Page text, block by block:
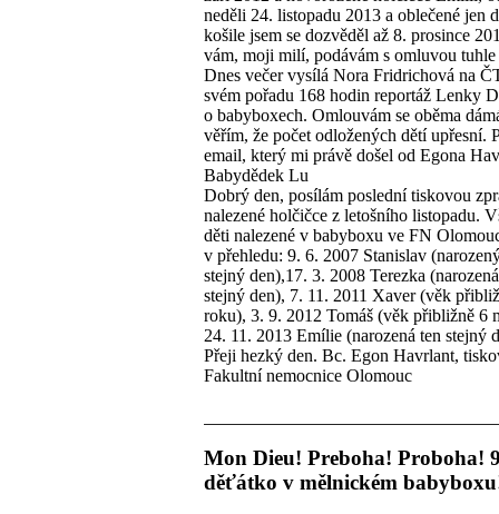
neděli 24. listopadu 2013 a oblečené jen
košile jsem se dozvěděl až 8. prosince
vám, moji milí, podávám s omluvou
Dnes večer vysílá Nora Fridrichová na
svém pořadu 168 hodin reportáž Lenky
o babyboxech. Omlouvám se oběma
věřím, že počet odložených dětí upřesní.
email, který mi právě došel od Egona
Babydědek Lu
Dobrý den, posílám poslední tiskovou
nalezené holčičce z letošního listopadu.
děti nalezené v babyboxu ve FN
v přehledu: 9. 6. 2007 Stanislav
stejný den),17. 3. 2008 Terezka
stejný den), 7. 11. 2011 Xaver (věk
roku), 3. 9. 2012 Tomáš (věk přibližně 6
24. 11. 2013 Emílie (narozená ten stejný
Přeji hezký den. Bc. Egon Havrlant,
Fakultní nemocnice Olomouc
Mon Dieu! Preboha! Proboha!
děťátko v mělnickém